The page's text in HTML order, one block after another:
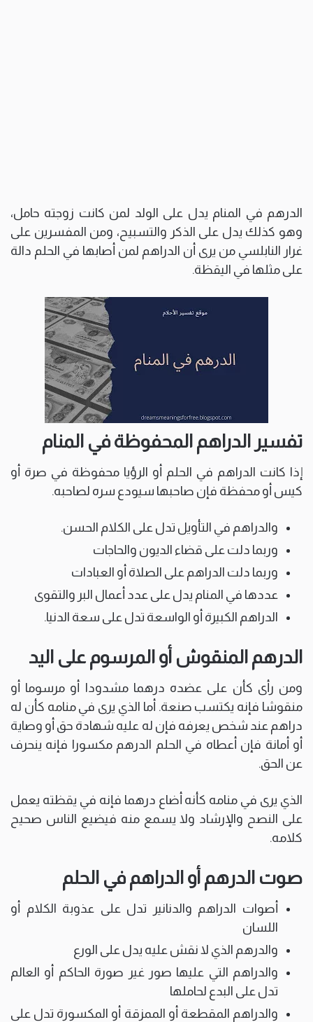
الدرهم في المنام يدل على الولد لمن كانت زوجته حامل،
وهو كذلك يدل على الذكر والتسبيح، ومن المفسرين على
غرار النابلسي من يرى أن الدراهم لمن أصابها في الحلم دالة
على مثلها في اليقظة.
تفسير الدراهم المحفوظة في المنام
إذا كانت الدراهم في الحلم أو الرؤيا محفوظة في صرة أو
كيس أو محفظة فإن صاحبها سيودع سره لصاحبه.
والدراهم في التأويل تدل على الكلام الحسن.
وربما دلت على قضاء الديون والحاجات
وربما دلت الدراهم على الصلاة أو العبادات
عددها في المنام يدل على عدد أعمال البر والتقوى
الدراهم الكبيرة أو الواسعة تدل على سعة الدنيا.
الدرهم المنقوش أو المرسوم على اليد
ومن رأى كأن على عضده درهما مشدودا أو مرسوما أو
منقوشا فإنه يكتسب صنعة. أما الذي يرى في منامه كأن له
دراهم عند شخص يعرفه فإن له عليه شهادة حق أو وصاية
أو أمانة فإن أعطاه في الحلم الدرهم مكسورا فإنه ينحرف
عن الحق.
الذي يرى في منامه كأنه أضاع درهما فإنه في يقظته يعمل
على النصح والإرشاد ولا يسمع منه فيضيع الناس صحيح
كلامه.
صوت الدرهم أو الدراهم في الحلم
أصوات الدراهم والدنانير تدل على عذوبة الكلام أو
اللسان
والدرهم الذي لا نقش عليه يدل على الورع
والدراهم التي عليها صور غير صورة الحاكم أو العالم
تدل على البدع لحاملها
والدراهم المقطعة أو الممزقة أو المكسورة تدل على